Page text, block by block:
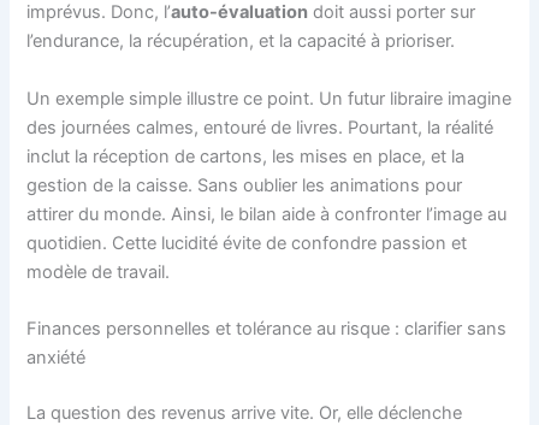
imprévus. Donc, l’auto-évaluation doit aussi porter sur
l’endurance, la récupération, et la capacité à prioriser.
Un exemple simple illustre ce point. Un futur libraire imagine
des journées calmes, entouré de livres. Pourtant, la réalité
inclut la réception de cartons, les mises en place, et la
gestion de la caisse. Sans oublier les animations pour
attirer du monde. Ainsi, le bilan aide à confronter l’image au
quotidien. Cette lucidité évite de confondre passion et
modèle de travail.
Finances personnelles et tolérance au risque : clarifier sans
anxiété
La question des revenus arrive vite. Or, elle déclenche